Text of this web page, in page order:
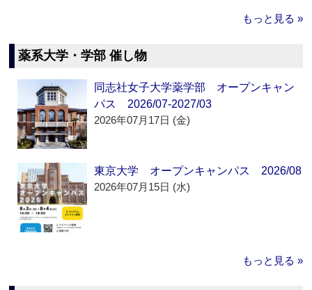
もっと見る »
薬系大学・学部 催し物
同志社女子大学薬学部 オープンキャン
パス 2026/07-2027/03
2026年07月17日 (金)
東京大学 オープンキャンパス 2026/08
2026年07月15日 (水)
もっと見る »